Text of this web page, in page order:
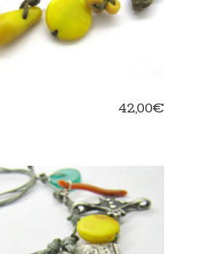
42,00€